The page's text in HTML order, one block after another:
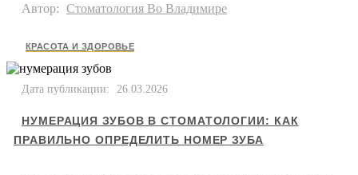
Автор: Стоматология Во Владимире
КРАСОТА И ЗДОРОВЬЕ
Дата публикации: 26.03.2026
НУМЕРАЦИЯ ЗУБОВ В СТОМАТОЛОГИИ: КАК
ПРАВИЛЬНО ОПРЕДЕЛИТЬ НОМЕР ЗУБА